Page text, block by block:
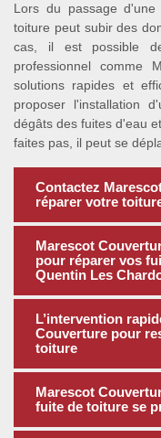
Lors du passage
toiture peut subir des
cas, il est possible
professionnel comme
solutions rapides et
proposer l'installation
dégâts des fuites d'eau
faites pas, il peut se
Contactez
réparer votre
Marescot
pour réparer vos
Quentin Les
L’intervention
Couverture pour
toiture
Marescot
fuite de toiture se